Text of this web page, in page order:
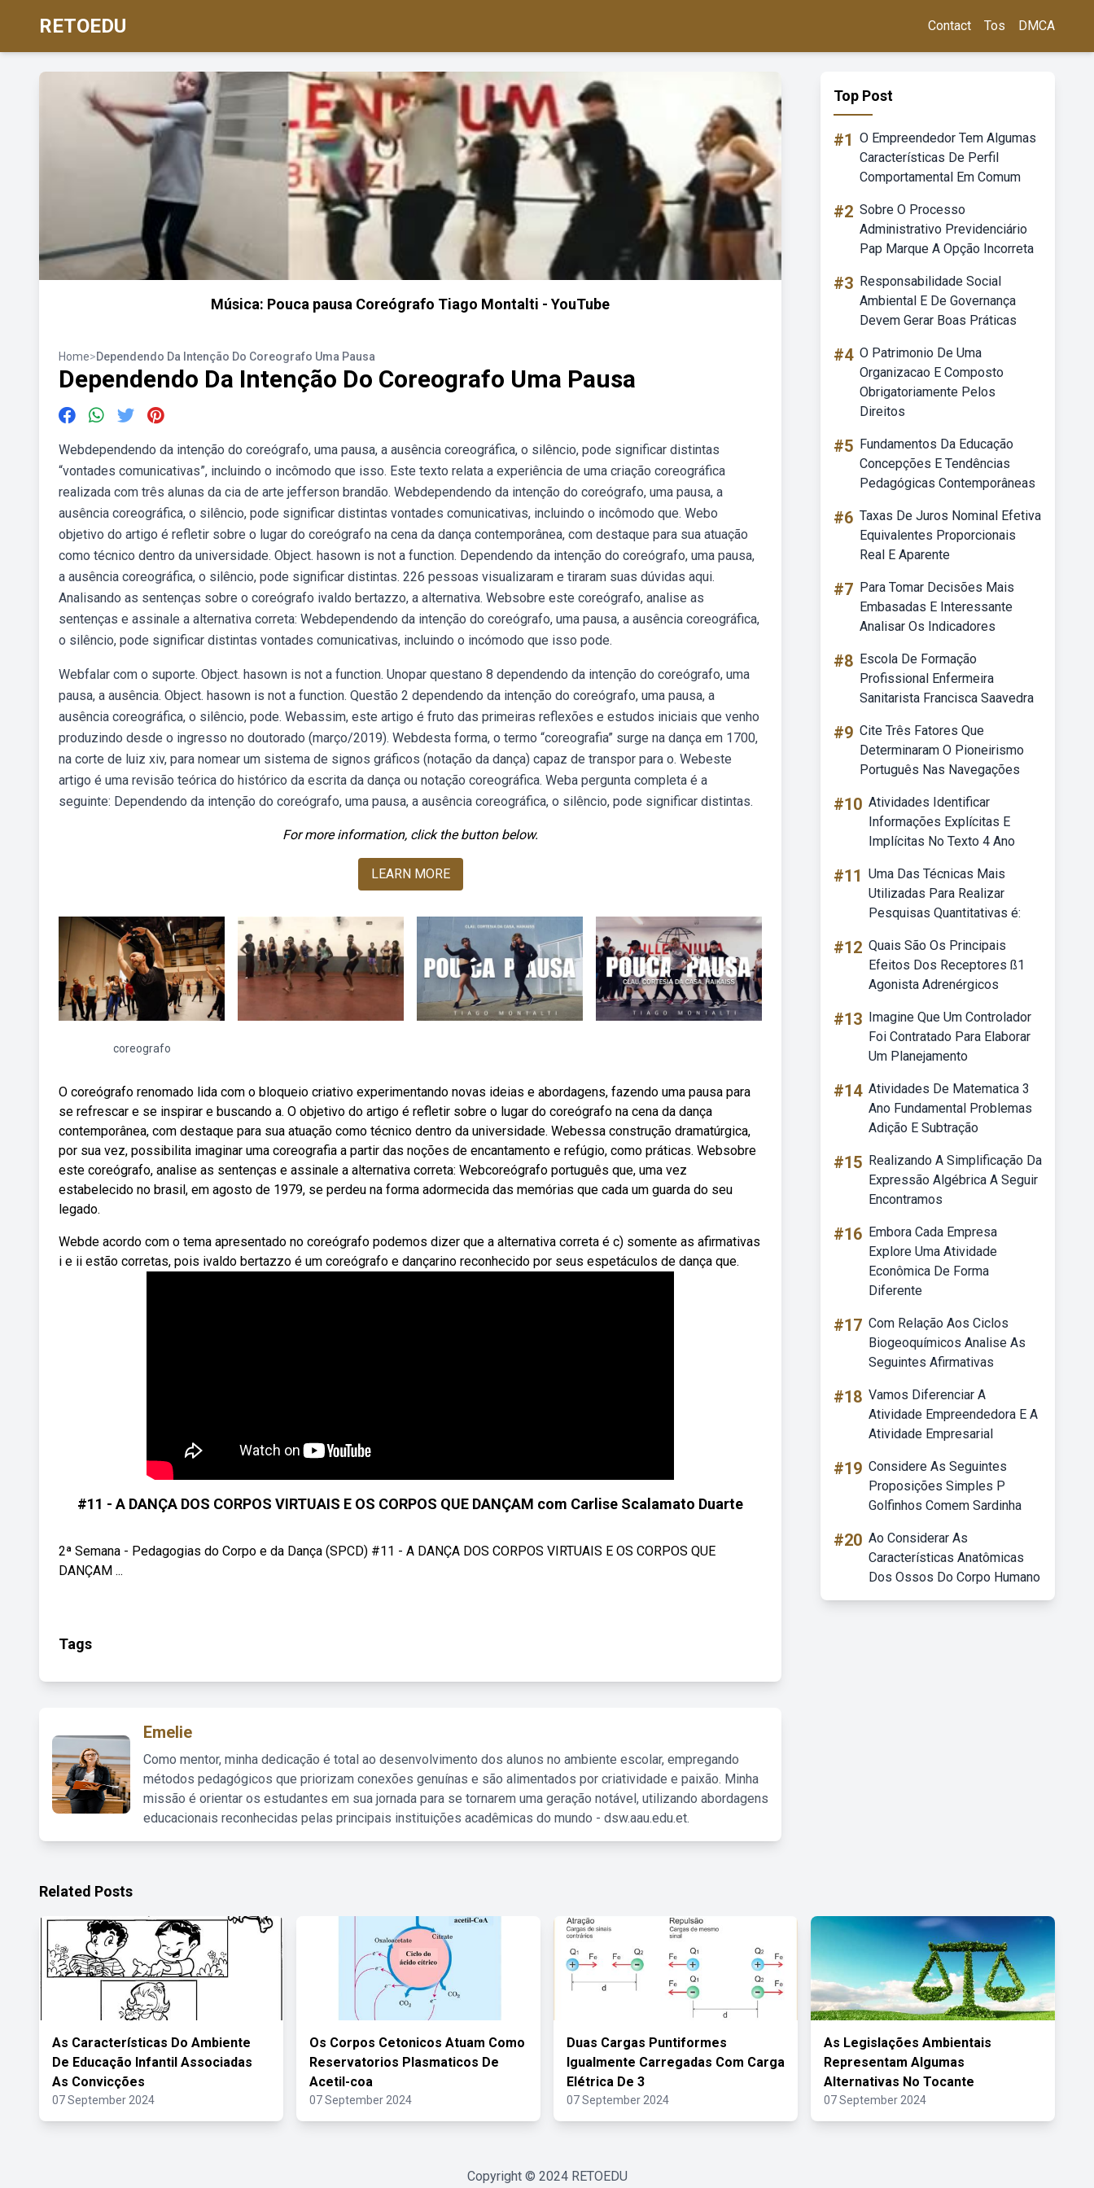
RETOEDU Contact Tos DMCA
Música: Pouca pausa Coreógrafo Tiago Montalti - YouTube
Home>Dependendo Da Intenção Do Coreografo Uma Pausa
Dependendo Da Intenção Do Coreografo Uma Pausa
Webdependendo da intenção do coreógrafo, uma pausa, a ausência coreográfica, o silêncio, pode significar distintas
“vontades comunicativas”, incluindo o incômodo que isso. Este texto relata a experiência de uma criação coreográfica
realizada com três alunas da cia de arte jefferson brandão. Webdependendo da intenção do coreógrafo, uma pausa, a
ausência coreográfica, o silêncio, pode significar distintas vontades comunicativas, incluindo o incômodo que. Webo
objetivo do artigo é refletir sobre o lugar do coreógrafo na cena da dança contemporânea, com destaque para sua atuação
como técnico dentro da universidade. Object. hasown is not a function. Dependendo da intenção do coreógrafo, uma pausa,
a ausência coreográfica, o silêncio, pode significar distintas. 226 pessoas visualizaram e tiraram suas dúvidas aqui.
Analisando as sentenças sobre o coreógrafo ivaldo bertazzo, a alternativa. Websobre este coreógrafo, analise as
sentenças e assinale a alternativa correta: Webdependendo da intenção do coreógrafo, uma pausa, a ausência coreográfica,
o silêncio, pode significar distintas vontades comunicativas, incluindo o incómodo que isso pode.
Webfalar com o suporte. Object. hasown is not a function. Unopar questano 8 dependendo da intenção do coreógrafo, uma
pausa, a ausência. Object. hasown is not a function. Questão 2 dependendo da intenção do coreógrafo, uma pausa, a
ausência coreográfica, o silêncio, pode. Webassim, este artigo é fruto das primeiras reflexões e estudos iniciais que venho
produzindo desde o ingresso no doutorado (março/2019). Webdesta forma, o termo “coreografia” surge na dança em 1700,
na corte de luiz xiv, para nomear um sistema de signos gráficos (notação da dança) capaz de transpor para o. Webeste
artigo é uma revisão teórica do histórico da escrita da dança ou notação coreográfica. Weba pergunta completa é a
seguinte: Dependendo da intenção do coreógrafo, uma pausa, a ausência coreográfica, o silêncio, pode significar distintas.
For more information, click the button below.
LEARN MORE
coreografo
O coreógrafo renomado lida com o bloqueio criativo experimentando novas ideias e abordagens, fazendo uma pausa para
se refrescar e se inspirar e buscando a. O objetivo do artigo é refletir sobre o lugar do coreógrafo na cena da dança
contemporânea, com destaque para sua atuação como técnico dentro da universidade. Webessa construção dramatúrgica,
por sua vez, possibilita imaginar uma coreografia a partir das noções de encantamento e refúgio, como práticas. Websobre
este coreógrafo, analise as sentenças e assinale a alternativa correta: Webcoreógrafo português que, uma vez
estabelecido no brasil, em agosto de 1979, se perdeu na forma adormecida das memórias que cada um guarda do seu
legado.
Webde acordo com o tema apresentado no coreógrafo podemos dizer que a alternativa correta é c) somente as afirmativas
i e ii estão corretas, pois ivaldo bertazzo é um coreógrafo e dançarino reconhecido por seus espetáculos de dança que.
#11 - A DANÇA DOS CORPOS VIRTUAIS E OS CORPOS QUE DANÇAM com Carlise Scalamato Duarte
2ª Semana - Pedagogias do Corpo e da Dança (SPCD) #11 - A DANÇA DOS CORPOS VIRTUAIS E OS CORPOS QUE
DANÇAM ...
Tags
Emelie
Como mentor, minha dedicação é total ao desenvolvimento dos alunos no ambiente escolar, empregando
métodos pedagógicos que priorizam conexões genuínas e são alimentados por criatividade e paixão. Minha
missão é orientar os estudantes em sua jornada para se tornarem uma geração notável, utilizando abordagens
educacionais reconhecidas pelas principais instituições acadêmicas do mundo - dsw.aau.edu.et.
Top Post
#1 O Empreendedor Tem Algumas
Características De Perfil
Comportamental Em Comum
#2 Sobre O Processo
Administrativo Previdenciário
Pap Marque A Opção Incorreta
#3 Responsabilidade Social
Ambiental E De Governança
Devem Gerar Boas Práticas
#4 O Patrimonio De Uma
Organizacao E Composto
Obrigatoriamente Pelos
Direitos
#5 Fundamentos Da Educação
Concepções E Tendências
Pedagógicas Contemporâneas
#6 Taxas De Juros Nominal Efetiva
Equivalentes Proporcionais
Real E Aparente
#7 Para Tomar Decisões Mais
Embasadas E Interessante
Analisar Os Indicadores
#8 Escola De Formação
Profissional Enfermeira
Sanitarista Francisca Saavedra
#9 Cite Três Fatores Que
Determinaram O Pioneirismo
Português Nas Navegações
#10 Atividades Identificar
Informações Explícitas E
Implícitas No Texto 4 Ano
#11 Uma Das Técnicas Mais
Utilizadas Para Realizar
Pesquisas Quantitativas é:
#12 Quais São Os Principais
Efeitos Dos Receptores ß1
Agonista Adrenérgicos
#13 Imagine Que Um Controlador
Foi Contratado Para Elaborar
Um Planejamento
#14 Atividades De Matematica 3
Ano Fundamental Problemas
Adição E Subtração
#15 Realizando A Simplificação Da
Expressão Algébrica A Seguir
Encontramos
#16 Embora Cada Empresa
Explore Uma Atividade
Econômica De Forma
Diferente
#17 Com Relação Aos Ciclos
Biogeoquímicos Analise As
Seguintes Afirmativas
#18 Vamos Diferenciar A
Atividade Empreendedora E A
Atividade Empresarial
#19 Considere As Seguintes
Proposições Simples P
Golfinhos Comem Sardinha
#20 Ao Considerar As
Características Anatômicas
Dos Ossos Do Corpo Humano
Related Posts
As Características Do Ambiente
De Educação Infantil Associadas
As Convicções
07 September 2024
Os Corpos Cetonicos Atuam Como
Reservatorios Plasmaticos De
Acetil-coa
07 September 2024
Duas Cargas Puntiformes
Igualmente Carregadas Com Carga
Elétrica De 3
07 September 2024
As Legislações Ambientais
Representam Algumas
Alternativas No Tocante
07 September 2024
Copyright © 2024 RETOEDU